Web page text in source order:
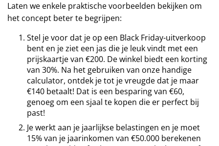
Laten we enkele praktische voorbeelden bekijken om
het concept beter te begrijpen:
Stel je voor dat je op een Black Friday-uitverkoop
bent en je ziet een jas die je leuk vindt met een
prijskaartje van €200. De winkel biedt een korting
van 30%. Na het gebruiken van onze handige
calculator, ontdek je tot je vreugde dat je maar
€140 betaalt! Dat is een besparing van €60,
genoeg om een sjaal te kopen die er perfect bij
past!
Je werkt aan je jaarlijkse belastingen en je moet
15% van je jaarinkomen van €50.000 berekenen